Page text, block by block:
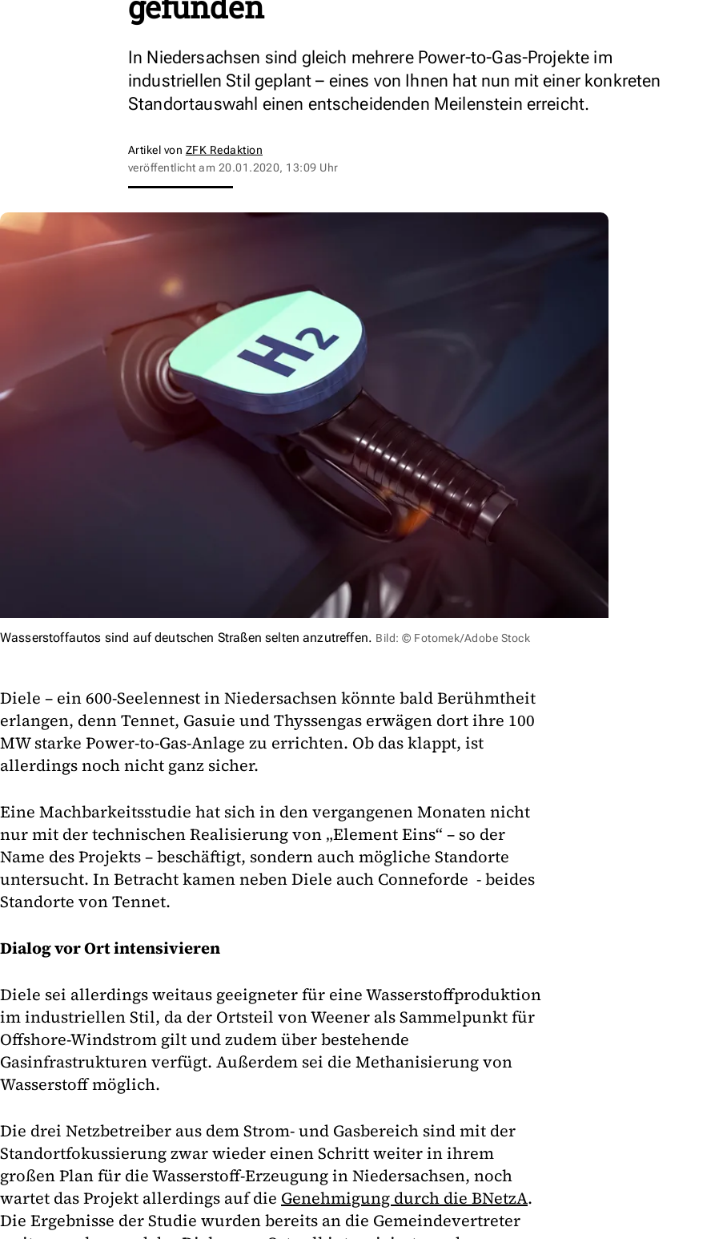
In Niedersachsen sind gleich mehrere Power-to-Gas-Projekte im
industriellen Stil geplant – eines von Ihnen hat nun mit einer konkreten
Standortauswahl einen entscheidenden Meilenstein erreicht.
Artikel von ZFK Redaktion
veröffentlicht am 20.01.2020, 13:09 Uhr
Wasserstoffautos sind auf deutschen Straßen selten anzutreffen. Bild: © Fotomek/Adobe Stock
Diele – ein 600-Seelennest in Niedersachsen könnte bald Berühmtheit
erlangen, denn Tennet, Gasuie und Thyssengas erwägen dort ihre 100
MW starke Power-to-Gas-Anlage zu errichten. Ob das klappt, ist
allerdings noch nicht ganz sicher.
Eine Machbarkeitsstudie hat sich in den vergangenen Monaten nicht
nur mit der technischen Realisierung von „Element Eins“ – so der
Name des Projekts – beschäftigt, sondern auch mögliche Standorte
untersucht. In Betracht kamen neben Diele auch Conneforde - beides
Standorte von Tennet.
Dialog vor Ort intensivieren
Diele sei allerdings weitaus geeigneter für eine Wasserstoffproduktion
im industriellen Stil, da der Ortsteil von Weener als Sammelpunkt für
Offshore-Windstrom gilt und zudem über bestehende
Gasinfrastrukturen verfügt. Außerdem sei die Methanisierung von
Wasserstoff möglich.
Die drei Netzbetreiber aus dem Strom- und Gasbereich sind mit der
Standortfokussierung zwar wieder einen Schritt weiter in ihrem
großen Plan für die Wasserstoff-Erzeugung in Niedersachsen, noch
wartet das Projekt allerdings auf die Genehmigung durch die BNetzA.
Die Ergebnisse der Studie wurden bereits an die Gemeindevertreter